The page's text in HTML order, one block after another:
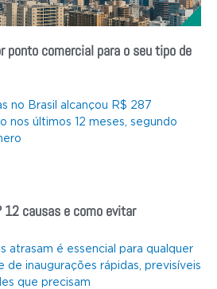
ponto comercial para o seu tipo de
no Brasil alcançou R$ 287
nos últimos 12 meses, segundo
12 causas e como evitar
atrasam é essencial para qualquer
inaugurações rápidas, previsíveis
que precisam